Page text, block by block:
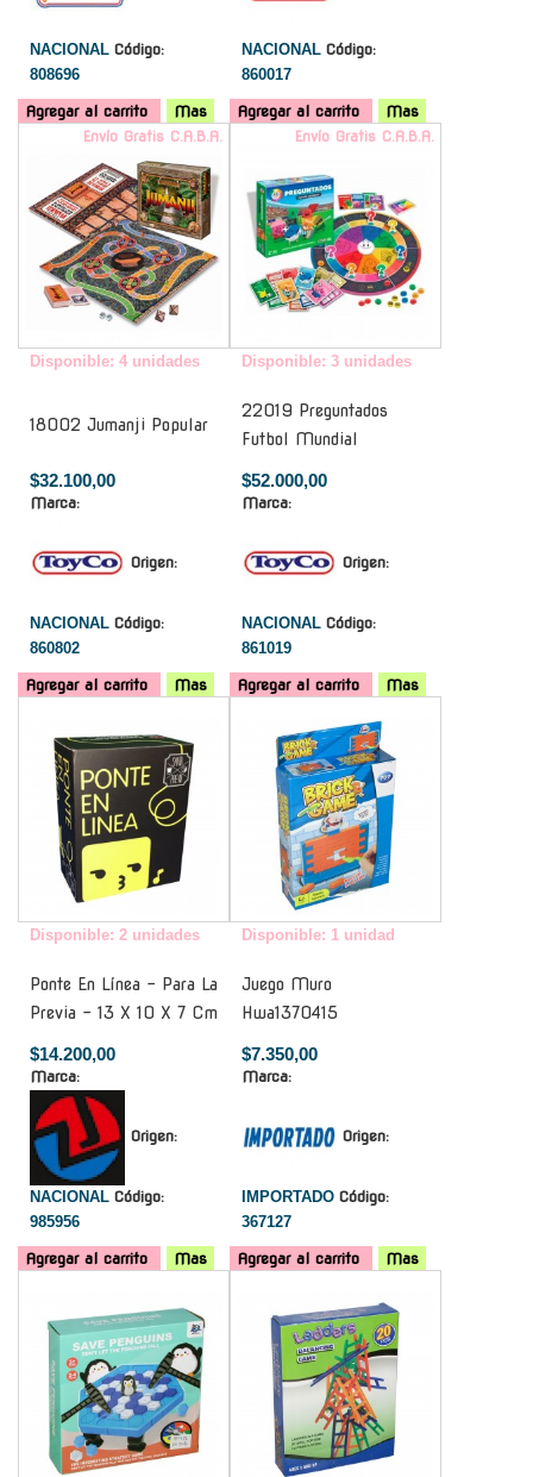
NACIONAL Código:
808696
Agregar al carrito Mas
NACIONAL Código:
860017
Agregar al carrito
Mas
Envío Gratis C.A.B.A.
Disponible: 4 unidades
18002 Jumanji Popular
$32.100,00
Marca:
Origen:
NACIONAL Código:
860802
Agregar al carrito Mas
Envío Gratis C.A.B.A.
Disponible: 3 unidades
22019 Preguntados
Futbol Mundial
$52.000,00
Marca:
Origen:
NACIONAL Código:
861019
Agregar al carrito
Mas
Disponible: 2 unidades
Ponte En Línea - Para La
Previa - 13 X 10 X 7 Cm
$14.200,00
Marca:
Origen:
NACIONAL Código:
985956
Agregar al carrito Mas
Disponible: 1 unidad
Juego Muro
Hwa1370415
$7.350,00
Marca:
Origen:
IMPORTADO Código:
367127
Agregar al carrito
Mas